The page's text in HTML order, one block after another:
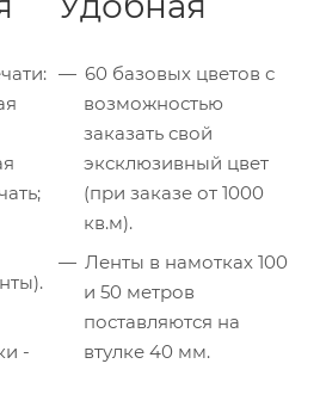
-
60 базовых цветов с
возможностью
заказать свой
эксклюзивный цвет
(при заказе от 1000
кв.м).
Ленты в намотках 100
и 50 метров
поставляются на
втулке 40 мм.